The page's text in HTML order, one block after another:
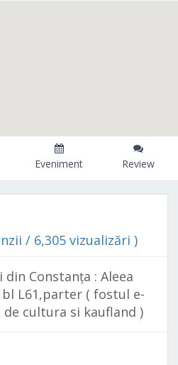
Eveniment Review
/ 6,305 vizualizări )
Constanța : Aleea
L61,parter ( fostul e-
de cultura si kaufland )